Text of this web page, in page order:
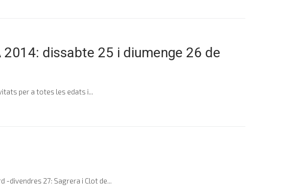
2014: dissabte 25 i diumenge 26 de
per a totes les edats i...
-divendres 27: Sagrera i Clot de...